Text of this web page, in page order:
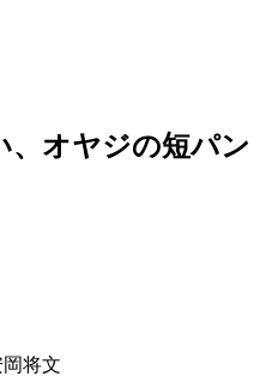
、オヤジの短パン
将文